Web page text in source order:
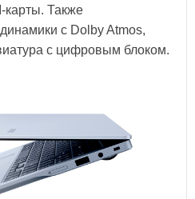
карты. Также
с Dolby Atmos,
с цифровым блоком.